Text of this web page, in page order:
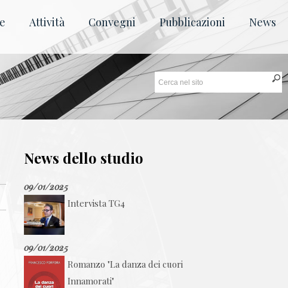
Attività Convegni Pubblicazioni News
News dello studio
09/01/2025
Intervista TG4
09/01/2025
Romanzo "La danza dei cuori
Innamorati"